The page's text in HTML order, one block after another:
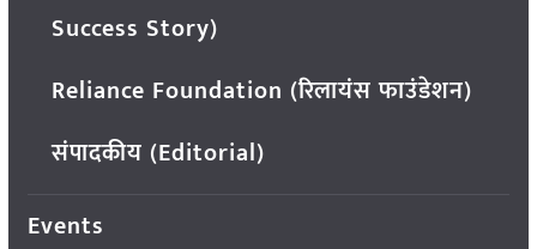
Success Story)
Reliance Foundation (रिलायंस फाउंडेशन)
संपादकीय (Editorial)
Events